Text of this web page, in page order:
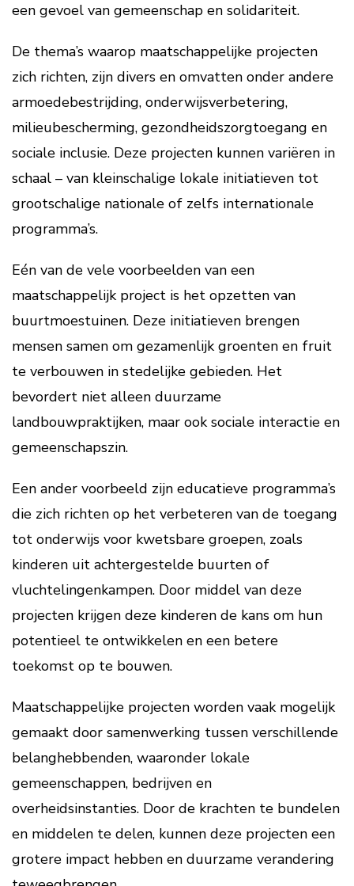
een gevoel van gemeenschap en solidariteit.
De thema’s waarop maatschappelijke projecten
zich richten, zijn divers en omvatten onder andere
armoedebestrijding, onderwijsverbetering,
milieubescherming, gezondheidszorgtoegang en
sociale inclusie. Deze projecten kunnen variëren in
schaal – van kleinschalige lokale initiatieven tot
grootschalige nationale of zelfs internationale
programma’s.
Eén van de vele voorbeelden van een
maatschappelijk project is het opzetten van
buurtmoestuinen. Deze initiatieven brengen
mensen samen om gezamenlijk groenten en fruit
te verbouwen in stedelijke gebieden. Het
bevordert niet alleen duurzame
landbouwpraktijken, maar ook sociale interactie en
gemeenschapszin.
Een ander voorbeeld zijn educatieve programma’s
die zich richten op het verbeteren van de toegang
tot onderwijs voor kwetsbare groepen, zoals
kinderen uit achtergestelde buurten of
vluchtelingenkampen. Door middel van deze
projecten krijgen deze kinderen de kans om hun
potentieel te ontwikkelen en een betere
toekomst op te bouwen.
Maatschappelijke projecten worden vaak mogelijk
gemaakt door samenwerking tussen verschillende
belanghebbenden, waaronder lokale
gemeenschappen, bedrijven en
overheidsinstanties. Door de krachten te bundelen
en middelen te delen, kunnen deze projecten een
grotere impact hebben en duurzame verandering